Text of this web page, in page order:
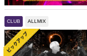
CLUB ALLMIX